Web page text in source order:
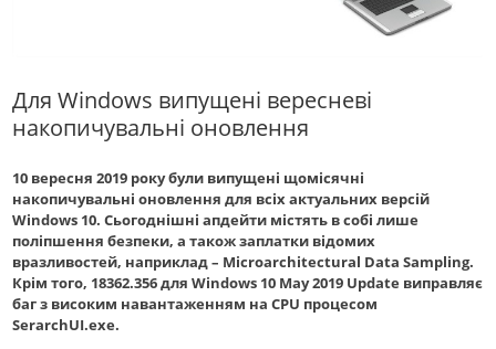
Для Windows випущені вересневі
накопичувальні оновлення
10 вересня 2019 року були випущені щомісячні
накопичувальні оновлення для всіх актуальних версій
Windows 10. Сьогоднішні апдейти містять в собі лише
поліпшення безпеки, а також заплатки відомих
вразливостей, наприклад – Microarchitectural Data Sampling.
Крім того, 18362.356 для Windows 10 May 2019 Update виправляє
баг з високим навантаженням на CPU процесом
SerarchUI.exe.